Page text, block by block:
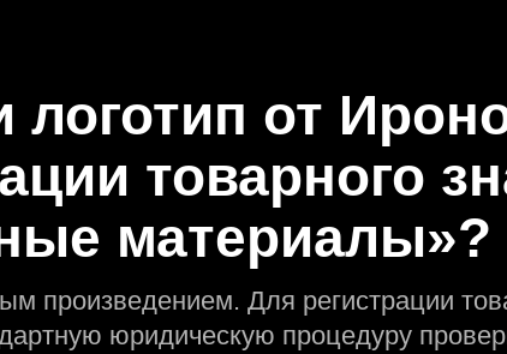
логотип от
товарного
материалы»?
произведением. Для регистрации
юридическую процедуру